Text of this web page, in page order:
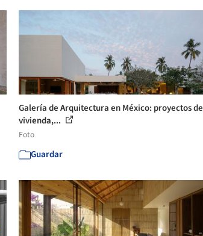
Galería de Arquitectura en México: proyectos de
vivienda,...
Foto
Guardar